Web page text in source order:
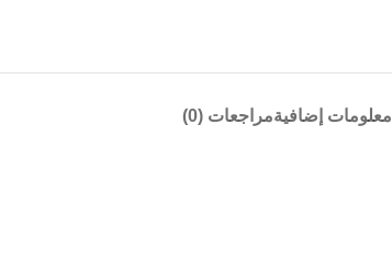
معلومات إضافيةمراجعات (0)